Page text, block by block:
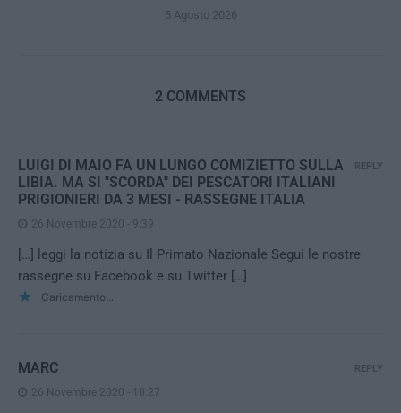
5 Agosto 2026
2 COMMENTS
LUIGI DI MAIO FA UN LUNGO COMIZIETTO SULLA
LIBIA. MA SI "SCORDA" DEI PESCATORI ITALIANI
PRIGIONIERI DA 3 MESI - RASSEGNE ITALIA
26 Novembre 2020 - 9:39
[…] leggi la notizia su Il Primato Nazionale Segui le nostre
rassegne su Facebook e su Twitter […]
Caricamento...
REPLY
MARC
26 Novembre 2020 - 10:27
REPLY